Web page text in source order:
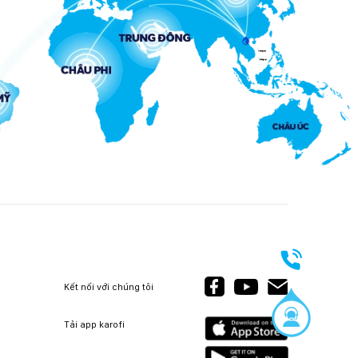
Kết nối với chúng tôi
Tải app karofi